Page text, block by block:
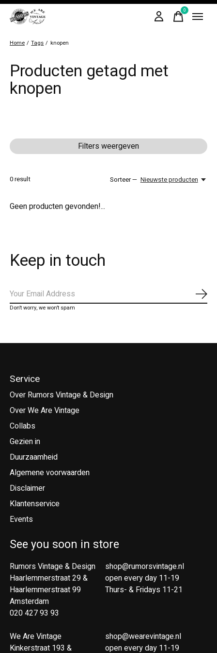
0items
Home / Tags / knopen
Producten getagd met
knopen
Filters weergeven
0result Sorteer — Nieuwste producten
Geen producten gevonden!...
Keep in touch
Don’t worry, we won’t spam
Service
Over Rumors Vintage & Design
Over We Are Vintage
Collabs
Gezien in
Duurzaamheid
Algemene voorwaarden
Disclaimer
Klantenservice
Events
See you soon in store
Rumors Vintage & Design
Haarlemmerstraat 29 &
Haarlemmerstraat 99
Amsterdam
020 427 93 93
We Are Vintage
Kinkerstraat 193 &
shop@rumorsvintage.nl
open every day 11-19
Thurs- & Fridays 11-21
shop@wearevintage.nl
open every day 11-19